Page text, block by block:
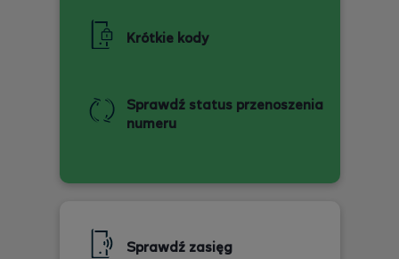
Krótkie kody
Sprawdź status przenoszenia
numeru
Sprawdź zasięg